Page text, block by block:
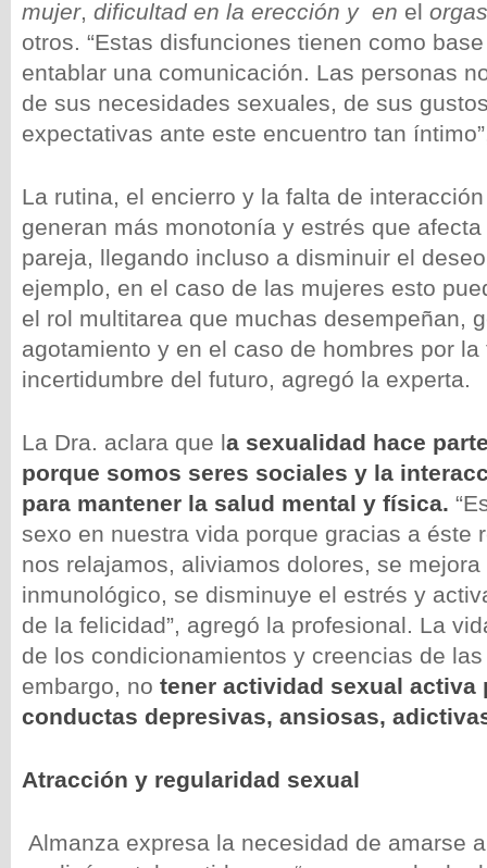
mujer, dificultad en la erección y en el
otros. “Estas disfunciones tienen como
entablar una comunicación. Las personas
de sus necesidades sexuales, de sus
expectativas ante este encuentro tan
La rutina, el encierro y la falta de
generan más monotonía y estrés que
pareja, llegando incluso a disminuir el
ejemplo, en el caso de las mujeres esto
el rol multitarea que muchas desempeñan,
agotamiento y en el caso de hombres por
incertidumbre del futuro, agregó la experta.
La Dra. aclara que la sexualidad hace
porque somos seres sociales y la
para mantener la salud mental y física.
sexo en nuestra vida porque gracias a éste
nos relajamos, aliviamos dolores, se
inmunológico, se disminuye el estrés y
de la felicidad”, agregó la profesional. La
de los condicionamientos y creencias de
embargo, no tener actividad sexual activa
conductas depresivas, ansiosas,
Atracción y regularidad sexual
Almanza expresa la necesidad de amarse